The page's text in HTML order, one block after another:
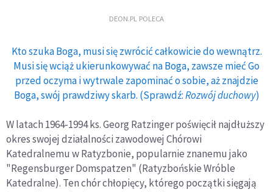
DEON.PL POLECA
Kto szuka Boga, musi się zwrócić całkowicie do wewnątrz.
Musi się wciąż ukierunkowywać na Boga, zawsze mieć Go
przed oczyma i wytrwale zapominać o sobie, aż znajdzie
Boga, swój prawdziwy skarb. (Sprawdź:Rozwój duchowy)
W latach 1964-1994 ks. Georg Ratzinger poświęcił najdłuższy
okres swojej działalności zawodowej Chórowi
Katedralnemu w Ratyzbonie, popularnie znanemu jako
"Regensburger Domspatzen" (Ratyzbońskie Wróble
Katedralne). Ten chór chłopięcy, którego początki sięgają